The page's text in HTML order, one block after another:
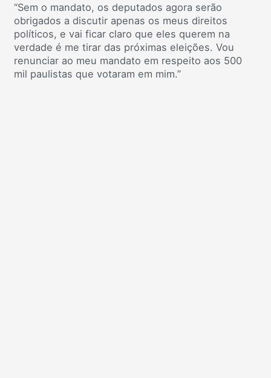
“Sem o mandato, os deputados agora serão
obrigados a discutir apenas os meus direitos
políticos, e vai ficar claro que eles querem na
verdade é me tirar das próximas eleições. Vou
renunciar ao meu mandato em respeito aos 500
mil paulistas que votaram em mim.”